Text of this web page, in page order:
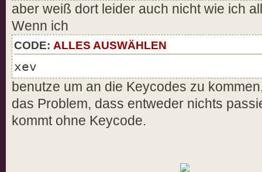
aber weiß dort leider auch nicht wie ich
Wenn ich
CODE: ALLES AUSWÄHLEN
xev
benutze um an die Keycodes zu
das Problem, dass entweder nichts
kommt ohne Keycode.